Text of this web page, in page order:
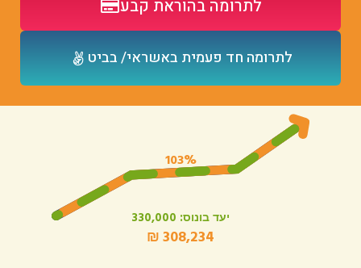
לתרומה בהוראת קבע
לתרומה חד פעמית באשראי/ בביט